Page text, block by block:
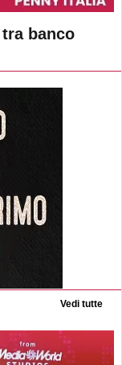
banco
Vedi tutte